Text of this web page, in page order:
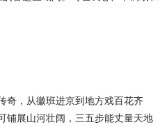
，从徽班进京到地方戏百花齐
铺展山河壮阔，三五步能丈量天地